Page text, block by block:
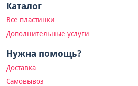
Каталог
Все пластинки
Дополнительные услуги
Нужна помощь?
Доставка
Самовывоз